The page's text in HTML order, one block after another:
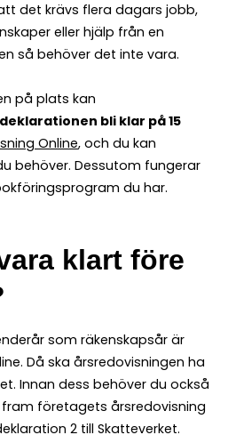
det krävs flera dagars jobb,
eller hjälp från en
så behöver det inte vara.
på plats kan
bli klar på 15
Online, och du kan
behöver. Dessutom fungerar
du har.
klart före
som räkenskapsår är
Då ska årsredovisningen ha
Innan dess behöver du också
företagets årsredovisning
2 till Skatteverket.